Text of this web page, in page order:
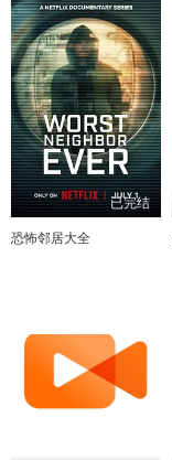
已完结
恐怖邻居大全